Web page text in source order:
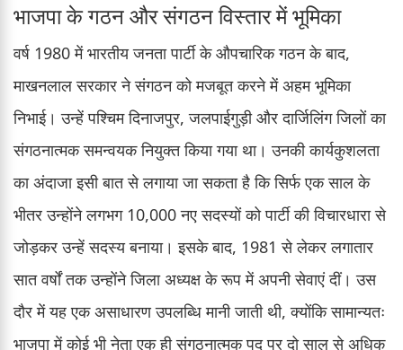
भाजपा के गठन और संगठन विस्तार में भूमिका
वर्ष 1980 में भारतीय जनता पार्टी के औपचारिक गठन के बाद,
माखनलाल सरकार ने संगठन को मजबूत करने में अहम भूमिका
निभाई। उन्हें पश्चिम दिनाजपुर, जलपाईगुड़ी और दार्जिलिंग जिलों का
संगठनात्मक समन्वयक नियुक्त किया गया था। उनकी कार्यकुशलता
का अंदाजा इसी बात से लगाया जा सकता है कि सिर्फ एक साल के
भीतर उन्होंने लगभग 10,000 नए सदस्यों को पार्टी की विचारधारा से
जोड़कर उन्हें सदस्य बनाया। इसके बाद, 1981 से लेकर लगातार
सात वर्षों तक उन्होंने जिला अध्यक्ष के रूप में अपनी सेवाएं दीं। उस
दौर में यह एक असाधारण उपलब्धि मानी जाती थी, क्योंकि सामान्यतः
भाजपा में कोई भी नेता एक ही संगठनात्मक पद पर दो साल से अधिक